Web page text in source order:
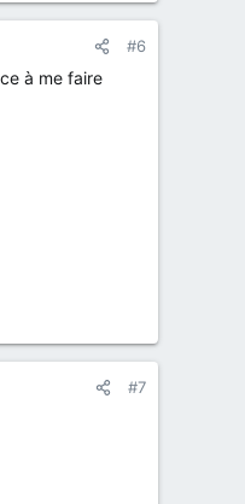
#6
à me faire
#7